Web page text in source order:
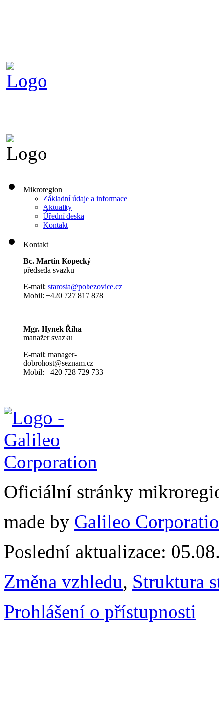
Mikroregion
Základní údaje a informace
Aktuality
Úřední deska
Kontakt
Kontakt
Bc. Martin Kopecký
předseda svazku
E-mail: starosta@pobezovice.cz
Mobil: +420 727 817 878
Mgr. Hynek Říha
manažer svazku
E-mail: manager-
dobrohost@seznam.cz
Mobil: +420 728 729 733
Oficiální stránky
made by Galileo
Poslední aktualizace:
Změna vzhledu, Struktura
Prohlášení o přístupnosti